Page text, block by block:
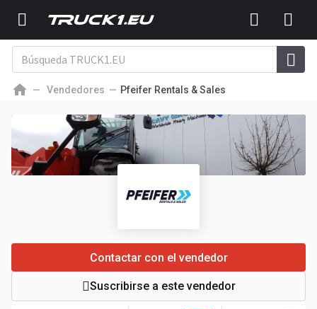
Vendedores Pfeifer Rentals & Sales
Contactar con el vendedor
Suscribirse a este vendedor